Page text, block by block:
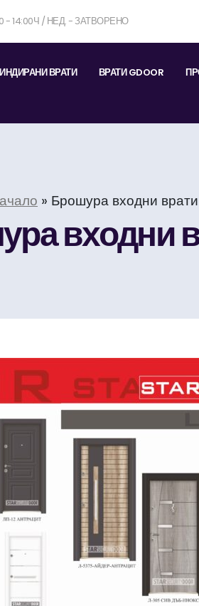
- 14:00Ч / НЕД. - ЗАТВОРЕНО
ВРАТИ ВРАТИ GDOOR
» Брошура входни врати
входни